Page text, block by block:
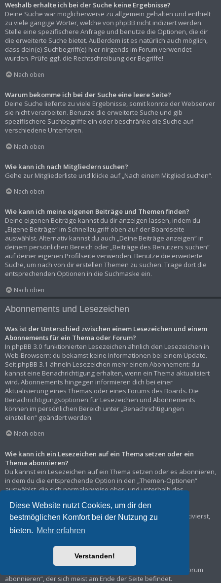
Diese Website nutzt Cookies, um dir den
bestmöglichen Komfort bei der Nutzung zu
bieten. Mehr erfahren
Verstanden!
Weshalb erhalte ich bei der Suche keine Ergebnisse?
Deine Suche war möglicherweise zu allgemein gehalten und enthielt
zu viele gängige Wörter, welche von phpBB nicht indiziert werden.
Stelle eine spezifischere Anfrage und benutze die Optionen, die dir
die erweiterte Suche bietet. Außerdem ist es natürlich auch möglich,
dass dein(e) Suchbegriff(e) hier nirgends im Forum verwendet
wurden. Prüfe ggf. die Rechtschreibung der Begriffe!
Nach oben
Warum bekomme ich bei der Suche eine leere Seite?
Deine Suche lieferte zu viele Ergebnisse, somit konnte der Webserver
sie nicht verarbeiten. Benutze die erweiterte Suche und gib
spezifischere Suchbegriffe ein oder beschränke die Suche auf
verschiedene Unterforen.
Nach oben
Wie kann ich nach Mitgliedern suchen?
Gehe zur Mitgliederliste und klicke auf „Nach einem Mitglied suchen“.
Nach oben
Wie kann ich meine eigenen Beiträge und Themen finden?
Deine eigenen Beiträge kannst du dir anzeigen lassen, indem du
„Eigene Beiträge“ im Schnellzugriff oben auf der Boardseite
auswählst. Alternativ kannst du auch „Deine Beiträge anzeigen“ in
deinem persönlichen Bereich oder „Beiträge des Benutzers suchen“
auf deiner eigenen Profilseite verwenden. Benutze die erweiterte
Suche, um nach von dir erstellen Themen zu suchen. Trage dort die
entsprechenden Optionen in die Suchmaske ein.
Nach oben
Abonnements und Lesezeichen
Was ist der Unterschied zwischen einem Lesezeichen und einem
Abonnements für ein Thema oder Forum?
In phpBB 3.0 funktionierten Lesezeichen ähnlich den Lesezeichen in
Web-Browsern: du bekamst keine Informationen bei einem Update.
Seit phpBB 3.1 ähneln Lesezeichen mehr einem Abonnement: du
kannst eine Benachrichtigung erhalten, wenn ein Thema aktualisiert
wird. Abonnements hingegen informieren dich bei einer
Aktualisierung eines Themas oder eines Forums des Boards. Die
Benachrichtigungsoptionen für Lesezeichen und Abonnements
können im persönlichen Bereich unter „Benachrichtigungen
einstellen“ geändert werden.
Nach oben
Wie kann ich ein Lesezeichen auf ein Thema setzen oder ein
Thema abonnieren?
Du kannst ein Lesezeichen auf ein Thema setzen oder es abonnieren,
in dem du die entsprechende Option in den „Themen-Optionen“
auswählst, die sich normalerweise ober- und unterhalb des
Wenn du bei der Antwort auf ein Thema die Option „Mich
benachrichtigen, sobald eine Antwort geschrieben wurde“ aktivierst,
Wie kann ich ein Forum abonnieren?
Um ein Forum zu abonnieren, verwende im Forum den Link „Forum
abonnieren“, der sich meist am Ende der Seite befindet.